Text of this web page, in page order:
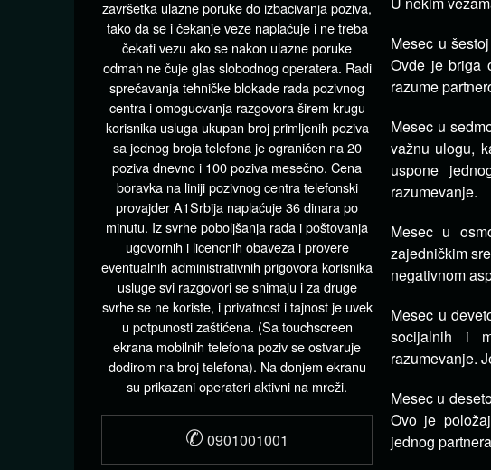
Mesec u
Ovde je briga
razume
Mesec u
važnu ulogu,
uspone
razumevanje.
Mesec u
zajedničkim
negativnom
Mesec u
socijalnih i
razumevanje.
Mesec u
Ovo je
jednog
završetka ulazne poruke do izbacivanja poziva,
tako da se i čekanje veze naplaćuje i ne treba
čekati vezu ako se nakon ulazne poruke
odmah ne čuje glas slobodnog operatera. Radi
sprečavanja tehničke blokade rada pozivnog
centra i omogucvanja razgovora širem krugu
korisnika usluga ukupan broj primljenih poziva
sa jednog broja telefona je ograničen na 20
poziva dnevno i 100 poziva mesečno. Cena
boravka na liniji pozivnog centra telefonski
provajder A1Srbija naplaćuje 36 dinara po
minutu. Iz svrhe poboljšanja rada i poštovanja
ugovornih i licencnih obaveza i provere
eventualnih administrativnih prigovora korisnika
usluge svi razgovori se snimaju i za druge
svrhe se ne koriste, i privatnost i tajnost je uvek
u potpunosti zaštićena. (Sa touchscreen
ekrana mobilnih telefona poziv se ostvaruje
dodirom na broj telefona). Na donjem ekranu
su prikazani operateri aktivni na mreži.
✆ 0901001001